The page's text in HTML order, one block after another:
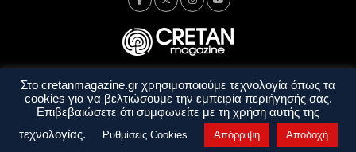
Ταυτότητα Πολιτική Απορρήτου
Όροι Χρήσης
Όροι και Προϋποθέσεις
Στο cretanmagazine.gr χρησιμοποιούμε τεχνολογία όπως τα
cookies για να βελτιώσουμε την εμπειρία περιήγησής σας.
Επιβεβαιώσετε ότι συμφωνείτε με τη χρήση αυτής της
τεχνολογίας.
Ρυθμίσεις Cookies Απόρριψη Αποδοχή